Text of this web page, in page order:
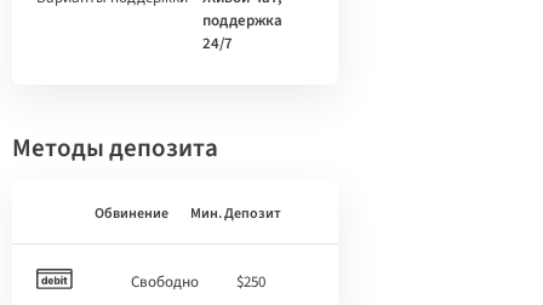
поддержка
24/7
Методы депозита
Обвинение Мин. Депозит
Свободно $250